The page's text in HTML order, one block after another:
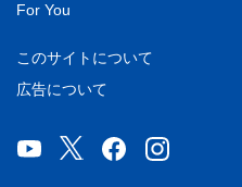
For You
このサイトについて
広告について